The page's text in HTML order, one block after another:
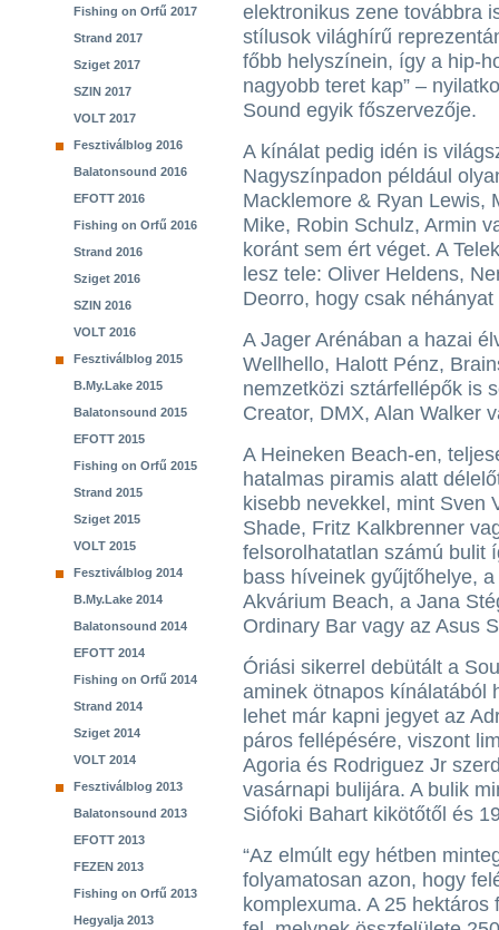
Fishing on Orfű 2017
Strand 2017
Sziget 2017
SZIN 2017
VOLT 2017
Fesztiválblog 2016
Balatonsound 2016
EFOTT 2016
Fishing on Orfű 2016
Strand 2016
Sziget 2016
SZIN 2016
VOLT 2016
Fesztiválblog 2015
B.My.Lake 2015
Balatonsound 2015
EFOTT 2015
Fishing on Orfű 2015
Strand 2015
Sziget 2015
VOLT 2015
Fesztiválblog 2014
B.My.Lake 2014
Balatonsound 2014
EFOTT 2014
Fishing on Orfű 2014
Strand 2014
Sziget 2014
VOLT 2014
Fesztiválblog 2013
Balatonsound 2013
EFOTT 2013
FEZEN 2013
Fishing on Orfű 2013
Hegyalja 2013
elektronikus zene továbbra
stílusok világhírű
főbb helyszínein, így a hip-
nagyobb teret kap” –
Sound egyik főszervezője.
A kínálat pedig idén is
Nagyszínpadon például
Macklemore & Ryan Lewis,
Mike, Robin Schulz, Armin
koránt sem ért véget. A
lesz tele: Oliver Heldens,
Deorro, hogy csak
A Jager Arénában a hazai
Wellhello, Halott Pénz,
nemzetközi sztárfellépők is
Creator, DMX, Alan Walker
A Heineken Beach-en,
hatalmas piramis alatt
kisebb nevekkel, mint Sven
Shade, Fritz Kalkbrenner
felsorolhatatlan számú bulit
bass híveinek gyűjtőhelye,
Akvárium Beach, a Jana
Ordinary Bar vagy az Asus
Óriási sikerrel debütált a
aminek ötnapos kínálatából
lehet már kapni jegyet az
páros fellépésére, viszont
Agoria és Rodriguez Jr
vasárnapi bulijára. A bulik
Siófoki Bahart kikötőtől és
“Az elmúlt egy hétben
folyamatosan azon, hogy
komplexuma. A 25